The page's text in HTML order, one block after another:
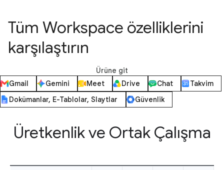
Tüm Workspace özelliklerini
karşılaştırın
Ürüne git
Gmail
Gemini Meet Drive Chat
Takvim
Dokümanlar, E-Tablolar, Slaytlar
Güvenlik
Üretkenlik ve Ortak Çalışma